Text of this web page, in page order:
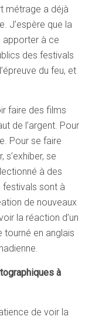
métrage a déjà
J’espère que la
apporter à ce
des festivals
du feu, et
faire des films
de l’argent. Pour
Pour se faire
se
à des
festivals sont à
de nouveaux
la réaction d’un
en anglais
à
de voir la